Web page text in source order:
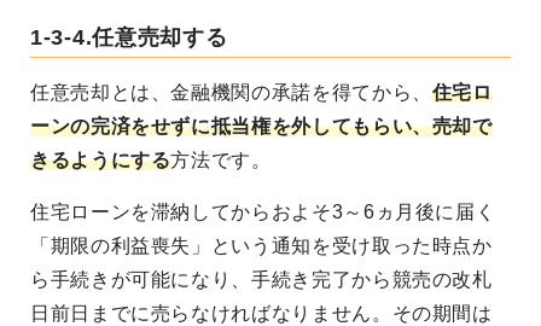
1-3-4.任意売却する
任意売却とは、金融機関の承諾を得てから、 住宅ロ
ーンの完済をせずに抵当権を外してもらい、売却で
きるようにする方法です。
住宅ローンを滞納してからおよそ3～6ヵ月後に届く
「期限の利益喪失」という通知を受け取った時点か
ら手続きが可能になり、手続き完了から競売の改札
日前日までに売らなければなりません。その期間は